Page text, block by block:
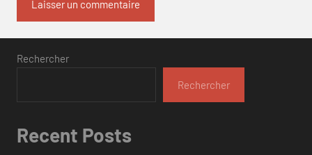
Rechercher
Rechercher
Recent Posts